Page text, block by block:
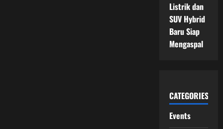
Listrik dan
SUV Hybrid
Baru Siap
Mengaspal
CATEGORIES
Events